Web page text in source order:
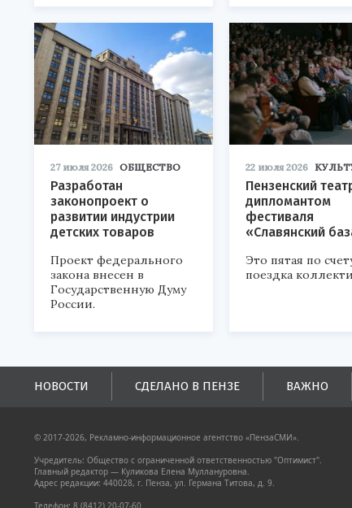
27 июля 2026 ОБЩЕСТВО
Разработан
законопроект о
развитии индустрии
детских товаров
Проект федерального
закона внесен в
Государственную Думу
России.
22 июля 2026
Пензенский
дипломантом
фестиваля
«Славянский
Это пятая по
поездка
НОВОСТИ СДЕЛАНО В ПЕНЗЕ ВАЖНО
© 2017-2026, Рекламно-информационное агентство «ПензаСМИ».
Учредитель: Общество с ограниченной ответственностью "Оптимист".
Главный редактор — Куликова Елена Муллануровна.
Адрес редакции: 440028, г. Пенза, ул. Германа Титова, д. 9.
Телефон: 8 (8412) 20-07-60